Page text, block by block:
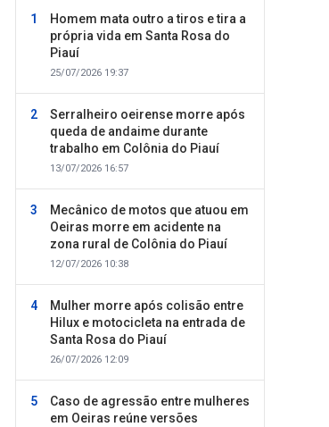
Homem mata outro a tiros e tira a
própria vida em Santa Rosa do
Piauí
25/07/2026 19:37
Serralheiro oeirense morre após
queda de andaime durante
trabalho em Colônia do Piauí
13/07/2026 16:57
Mecânico de motos que atuou em
Oeiras morre em acidente na
zona rural de Colônia do Piauí
12/07/2026 10:38
Mulher morre após colisão entre
Hilux e motocicleta na entrada de
Santa Rosa do Piauí
26/07/2026 12:09
Caso de agressão entre mulheres
em Oeiras reúne versões